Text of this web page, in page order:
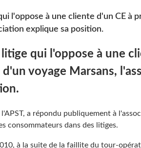
l'oppose à une cliente d'un CE à
explique sa position.
litige qui l'oppose à une
voyage Marsans,
a répondu publiquement à
consommateurs dans des litiges.
à la suite de la faillite du tour-